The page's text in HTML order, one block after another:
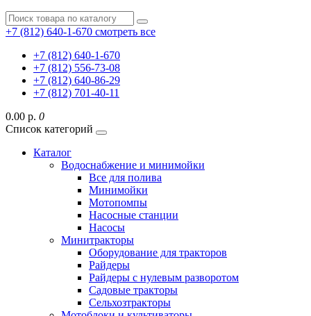
+7 (812) 640-1-670 смотреть все
+7 (812) 640-1-670
+7 (812) 556-73-08
+7 (812) 640-86-29
+7 (812) 701-40-11
0.00 р. 0
Список категорий
Каталог
Водоснабжение и минимойки
Все для полива
Минимойки
Мотопомпы
Насосные станции
Насосы
Минитракторы
Оборудование для тракторов
Райдеры
Райдеры с нулевым разворотом
Садовые тракторы
Сельхозтракторы